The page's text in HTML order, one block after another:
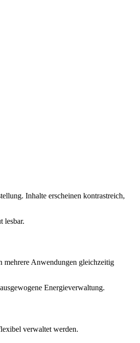
Inhalte erscheinen kontrastreich,
lesbar.
mehrere Anwendungen gleichzeitig
Energieverwaltung.
verwaltet werden.